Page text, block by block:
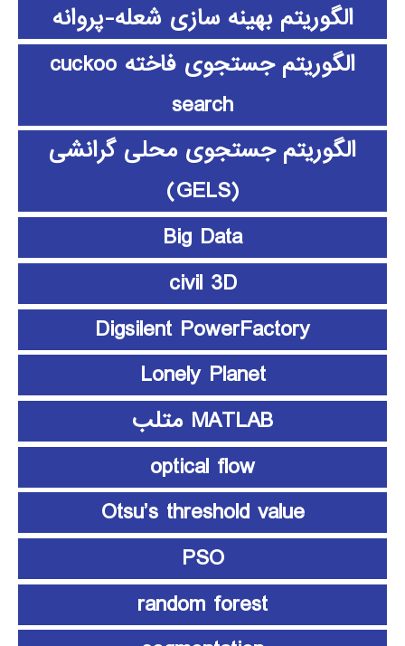
الگوریتم بهینه سازی شعله-پروانه
الگوریتم جستجوی فاخته cuckoo
search
الگوریتم جستجوی محلی گرانشی
(GELS)
Big Data
civil 3D
Digsilent PowerFactory
Lonely Planet
MATLAB متلب
optical flow
Otsu’s threshold value
PSO
random forest